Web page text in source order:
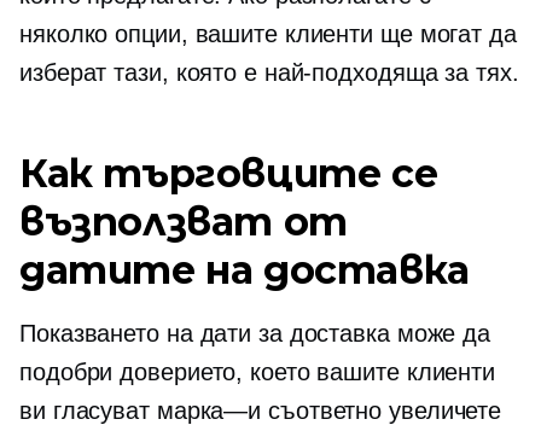
няколко опции, вашите клиенти ще могат да
изберат тази, която е най-подходяща за тях.
Как търговците се
възползват от
датите на доставка
Показването на дати за доставка може да
подобри доверието, което вашите клиенти
ви гласуват марка—и съответно увеличете